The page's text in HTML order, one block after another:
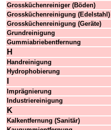
Grossküchenreiniger (Böden)
Grossküchenreinigung (Edelstahl)
Grossküchenreinigung (Geräte)
Grundreinigung
Gummiabriebentfernung
H
Handreinigung
Hydrophobierung
Imprägnierung
Industriereinigung
K
Kalkentfernung (Sanitär)